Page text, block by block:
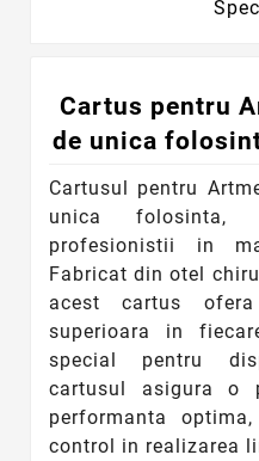
Cartus pentru
de unica
Cartusul pentru
unica folosinta,
profesionistii in
Fabricat din otel
acest cartus
superioara in
special pentru
cartusul asigura o
performanta
control in realizarea